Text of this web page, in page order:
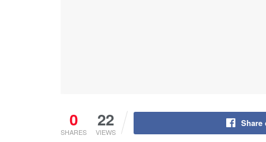
0
SHARES
22
VIEWS
Share